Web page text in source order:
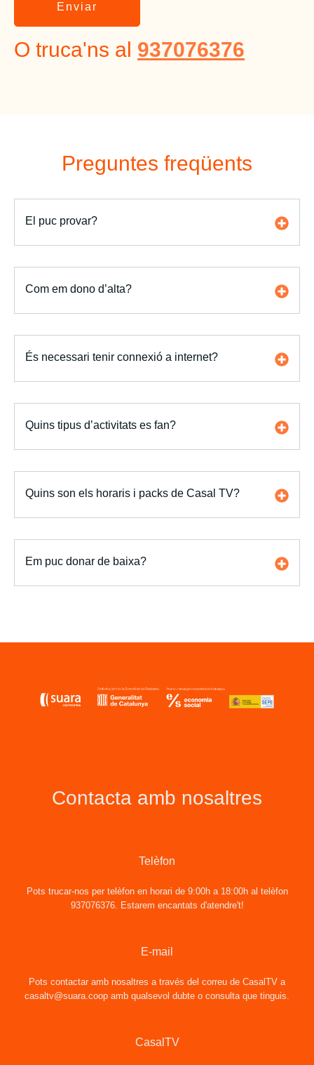
O truca'ns al 937076376
Preguntes freqüents
El puc provar?
Com em dono d’alta?
És necessari tenir connexió a internet?
Quins tipus d’activitats es fan?
Quins son els horaris i packs de Casal TV?
Em puc donar de baixa?
Contacta amb nosaltres
Telèfon
Pots trucar-nos per telèfon en horari de 9:00h a 18:00h al telèfon
937076376. Estarem encantats d'atendre't!
E-mail
Pots contactar amb nosaltres a través del correu de CasalTV a
casaltv@suara.coop amb qualsevol dubte o consulta que tinguis.
CasalTV